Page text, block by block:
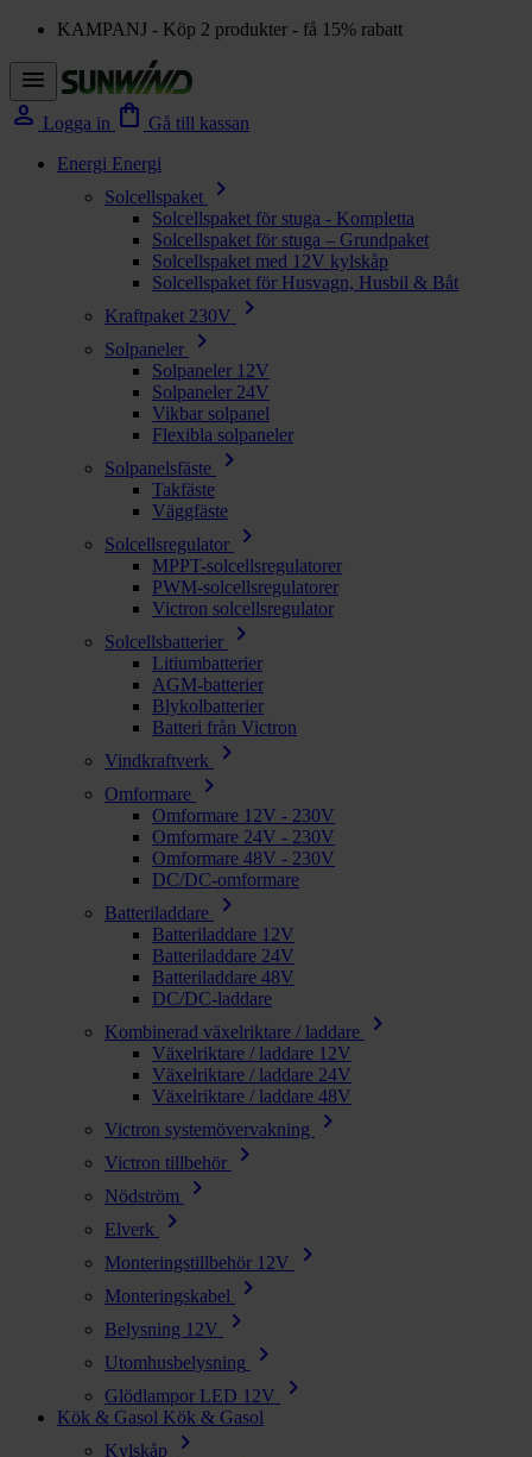
KAMPANJ - Köp 2 produkter - få 15% rabatt
menu
person Logga in shopping_bag Gå till kassan
Energi Energi
Solcellspaket
chevron_right
Solcellspaket för stuga - Kompletta
Solcellspaket för stuga – Grundpaket
Solcellspaket med 12V kylskåp
Solcellspaket för Husvagn, Husbil & Båt
Kraftpaket 230V
chevron_right
Solpaneler chevron_right
Solpaneler 12V
Solpaneler 24V
Vikbar solpanel
Flexibla solpaneler
Solpanelsfäste
chevron_right
Takfäste
Väggfäste
Solcellsregulator
chevron_right
MPPT-solcellsregulatorer
PWM-solcellsregulatorer
Victron solcellsregulator
Solcellsbatterier
chevron_right
Litiumbatterier
AGM-batterier
Blykolbatterier
Batteri från Victron
Vindkraftverk
chevron_right
Omformare chevron_right
Omformare 12V - 230V
Omformare 24V - 230V
Omformare 48V - 230V
DC/DC-omformare
Batteriladdare
chevron_right
Batteriladdare 12V
Batteriladdare 24V
Batteriladdare 48V
DC/DC-laddare
Kombinerad växelriktare / laddare
chevron_right
Växelriktare / laddare 12V
Växelriktare / laddare 24V
Växelriktare / laddare 48V
Victron systemövervakning
chevron_right
Victron tillbehör chevron_right
Nödström chevron_right
Elverk chevron_right
Monteringstillbehör 12V chevron_right
Monteringskabel chevron_right
Belysning 12V chevron_right
Utomhusbelysning chevron_right
Glödlampor LED 12V chevron_right
Kök & Gasol Kök & Gasol
Kylskåp
chevron_right